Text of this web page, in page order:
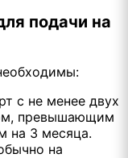
подачи на
с не менее двух
превышающим
на 3 месяца.
на